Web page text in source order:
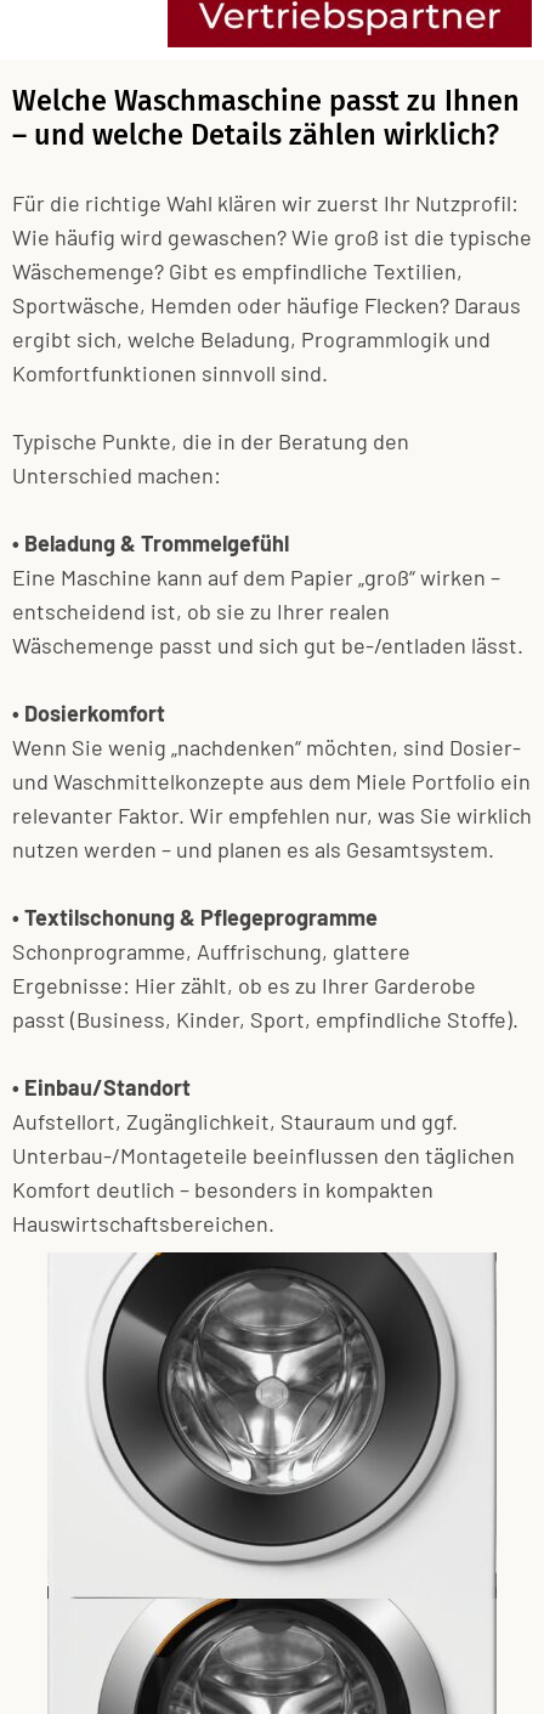
Welche Waschmaschine passt zu Ihnen
– und welche Details zählen wirklich?
Für die richtige Wahl klären wir zuerst Ihr Nutzprofil:
Wie häufig wird gewaschen? Wie groß ist die typische
Wäschemenge? Gibt es empfindliche Textilien,
Sportwäsche, Hemden oder häufige Flecken? Daraus
ergibt sich, welche Beladung, Programmlogik und
Komfortfunktionen sinnvoll sind.
Typische Punkte, die in der Beratung den
Unterschied machen:
• Beladung & Trommelgefühl
Eine Maschine kann auf dem Papier „groß“ wirken –
entscheidend ist, ob sie zu Ihrer realen
Wäschemenge passt und sich gut be-/entladen lässt.
• Dosierkomfort
Wenn Sie wenig „nachdenken“ möchten, sind Dosier-
und Waschmittelkonzepte aus dem Miele Portfolio ein
relevanter Faktor. Wir empfehlen nur, was Sie wirklich
nutzen werden – und planen es als Gesamtsystem.
• Textilschonung & Pflegeprogramme
Schonprogramme, Auffrischung, glattere
Ergebnisse: Hier zählt, ob es zu Ihrer Garderobe
passt (Business, Kinder, Sport, empfindliche Stoffe).
• Einbau/Standort
Aufstellort, Zugänglichkeit, Stauraum und ggf.
Unterbau-/Montageteile beeinflussen den täglichen
Komfort deutlich – besonders in kompakten
Hauswirtschaftsbereichen.